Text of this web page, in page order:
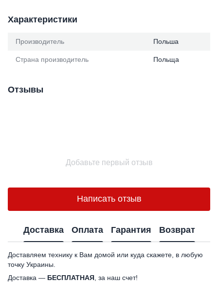
Характеристики
Производитель Польша
Страна производитель Польща
Отзывы
Добавьте первый отзыв
Написать отзыв
Доставка Оплата Гарантия Возврат
Доставляем технику к Вам домой или куда скажете, в любую
точку Украины.
Доставка — БЕСПЛАТНАЯ , за наш счет!